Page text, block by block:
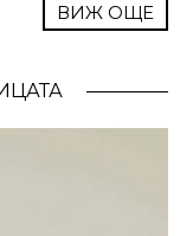
ВИЖ ОЩЕ